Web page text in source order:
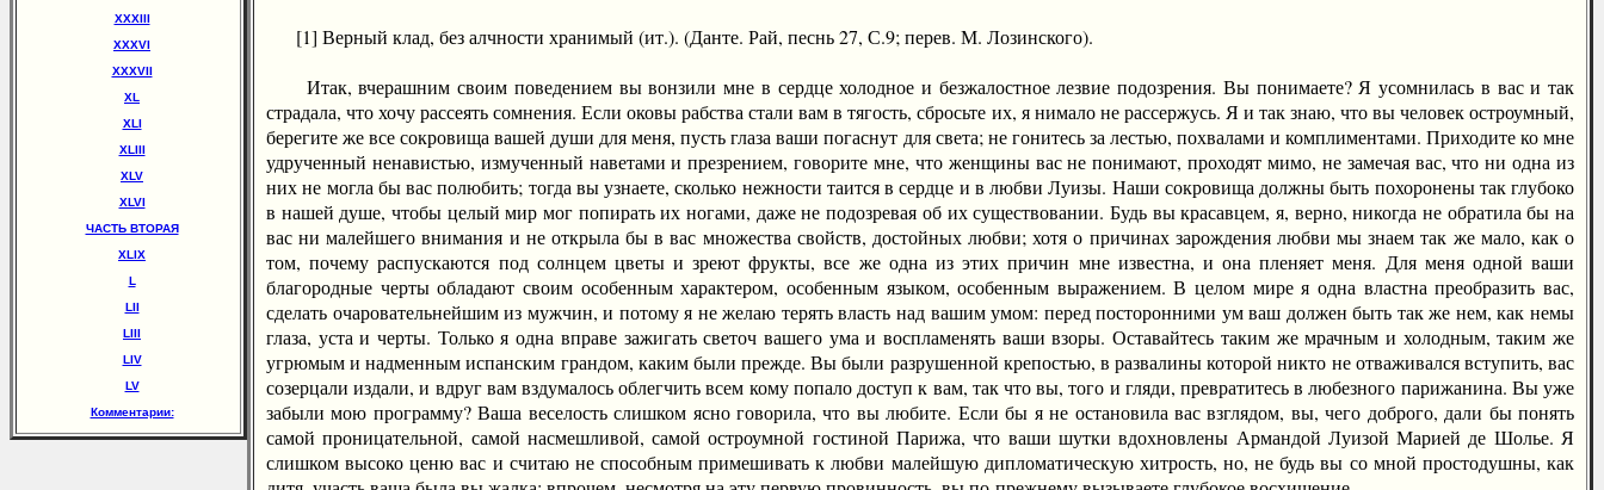
XXXIII
XXXVI
XXXVII
XL
XLI
XLIII
XLV
XLVI
ЧАСТЬ ВТОРАЯ
ХLIХ
L
LII
LIII
LIV
LV
Комментарии:
[1] Верный клад, без алчности хранимый (ит.). (Данте. Рай, песнь 27, С.9; перев. М. Лозинского).
Итак, вчерашним своим поведением вы вонзили мне в сердце холодное и безжалостное лезвие подозрения. Вы понимаете? Я усомнилась в вас и так
страдала, что хочу рассеять сомнения. Если оковы рабства стали вам в тягость, сбросьте их, я нимало не рассержусь. Я и так знаю, что вы человек остроумный,
берегите же все сокровища вашей души для меня, пусть глаза ваши погаснут для света; не гонитесь за лестью, похвалами и комплиментами. Приходите ко мне
удрученный ненавистью, измученный наветами и презрением, говорите мне, что женщины вас не понимают, проходят мимо, не замечая вас, что ни одна из
них не могла бы вас полюбить; тогда вы узнаете, сколько нежности таится в сердце и в любви Луизы. Наши сокровища должны быть похоронены так глубоко
в нашей душе, чтобы целый мир мог попирать их ногами, даже не подозревая об их существовании. Будь вы красавцем, я, верно, никогда не обратила бы на
вас ни малейшего внимания и не открыла бы в вас множества свойств, достойных любви; хотя о причинах зарождения любви мы знаем так же мало, как о
том, почему распускаются под солнцем цветы и зреют фрукты, все же одна из этих причин мне известна, и она пленяет меня. Для меня одной ваши
благородные черты обладают своим особенным характером, особенным языком, особенным выражением. В целом мире я одна властна преобразить вас,
сделать очаровательнейшим из мужчин, и потому я не желаю терять власть над вашим умом: перед посторонними ум ваш должен быть так же нем, как немы
глаза, уста и черты. Только я одна вправе зажигать светоч вашего ума и воспламенять ваши взоры. Оставайтесь таким же мрачным и холодным, таким же
угрюмым и надменным испанским грандом, каким были прежде. Вы были разрушенной крепостью, в развалины которой никто не отваживался вступить, вас
созерцали издали, и вдруг вам вздумалось облегчить всем кому попало доступ к вам, так что вы, того и гляди, превратитесь в любезного парижанина. Вы уже
забыли мою программу? Ваша веселость слишком ясно говорила, что вы любите. Если бы я не остановила вас взглядом, вы, чего доброго, дали бы понять
самой проницательной, самой насмешливой, самой остроумной гостиной Парижа, что ваши шутки вдохновлены Армандой Луизой Марией де Шолье. Я
слишком высоко ценю вас и считаю не способным примешивать к любви малейшую дипломатическую хитрость, но, не будь вы со мной простодушны, как